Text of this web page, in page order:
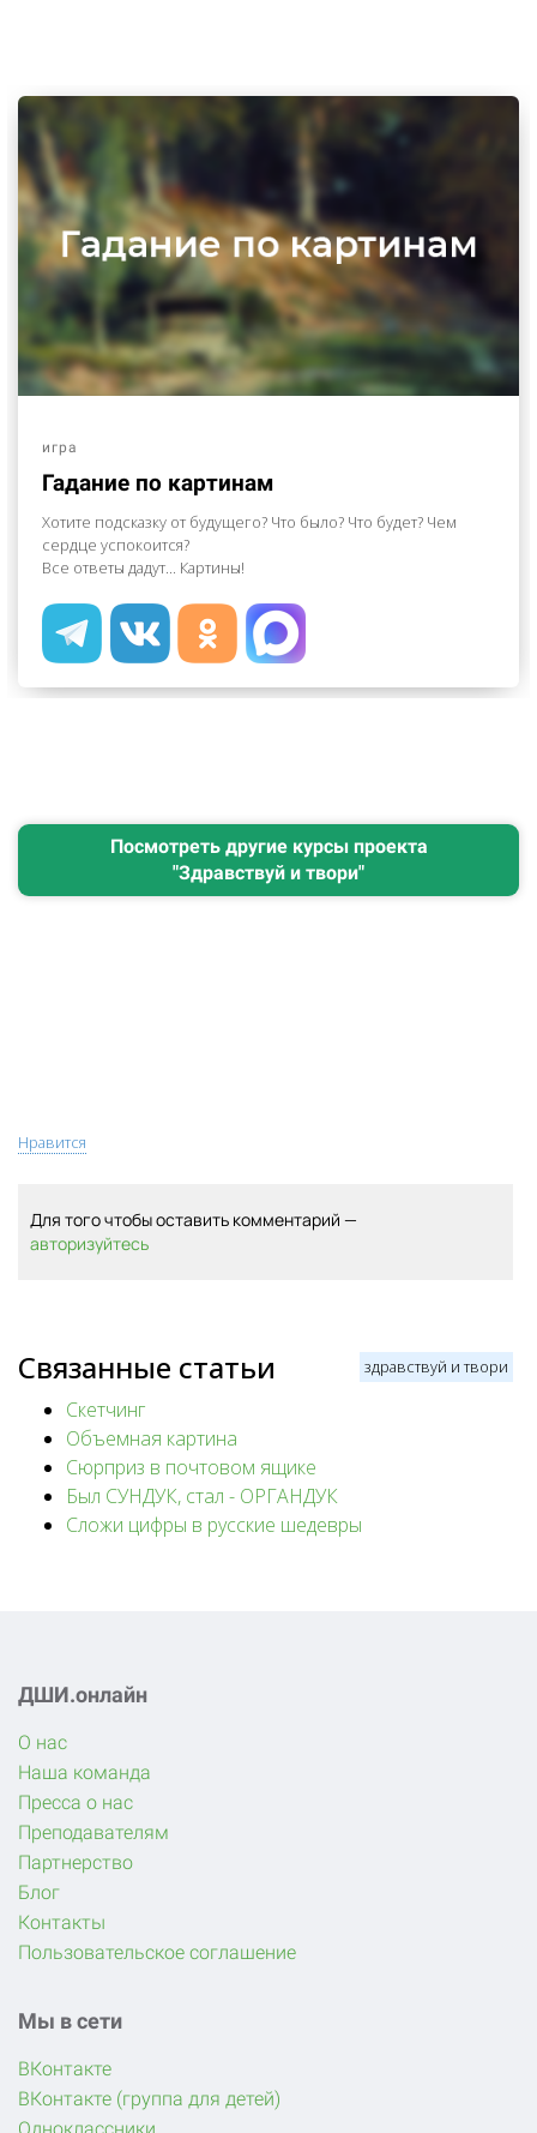
игра
Гадание по картинам
Хотите подсказку от будущего? Что было? Что будет? Чем
сердце успокоится?
Все ответы дадут... Картины!
Посмотреть другие курсы проекта
"Здравствуй и твори"
Нравится
Для того чтобы оставить комментарий —
авторизуйтесь
здравствуй и твори
Связанные статьи
Скетчинг
Объемная картина
Сюрприз в почтовом ящике
Был СУНДУК, стал - ОРГАНДУК
Сложи цифры в русские шедевры
ДШИ.онлайн
О нас
Наша команда
Пресса о нас
Преподавателям
Партнерство
Блог
Контакты
Пользовательское соглашение
Мы в сети
ВКонтакте
ВКонтакте (группа для детей)